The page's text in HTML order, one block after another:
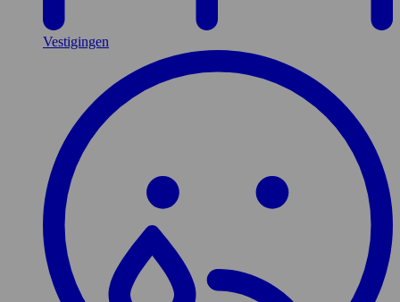
Vestigingen